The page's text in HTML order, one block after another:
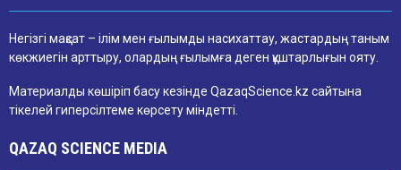
Негізгі мақсат – ілім мен ғылымды насихаттау, жастардың таным
көкжиегін арттыру, олардың ғылымға деген құштарлығын ояту.
Материалды көшіріп басу кезінде QazaqScience.kz сайтына
тікелей гиперсілтеме көрсету міндетті.
QAZAQ SCIENCE MEDIA